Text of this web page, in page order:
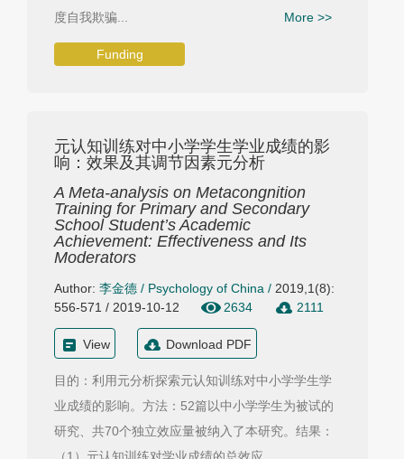
度自我欺骗...
More >>
Funding
元认知训练对中小学学生学业成绩的影
响：效果及其调节因素元分析
A Meta-analysis on Metacongnition
Training for Primary and Secondary
School Student’s Academic
Achievement: Effectiveness and Its
Moderators
Author: 李金德 / Psychology of China / 2019,1(8):
556-571 / 2019-10-12
2634 2111
View Download PDF
目的：利用元分析探索元认知训练对中小学学生学
业成绩的影响。方法：52篇以中小学学生为被试的
研究、共70个独立效应量被纳入了本研究。结果：